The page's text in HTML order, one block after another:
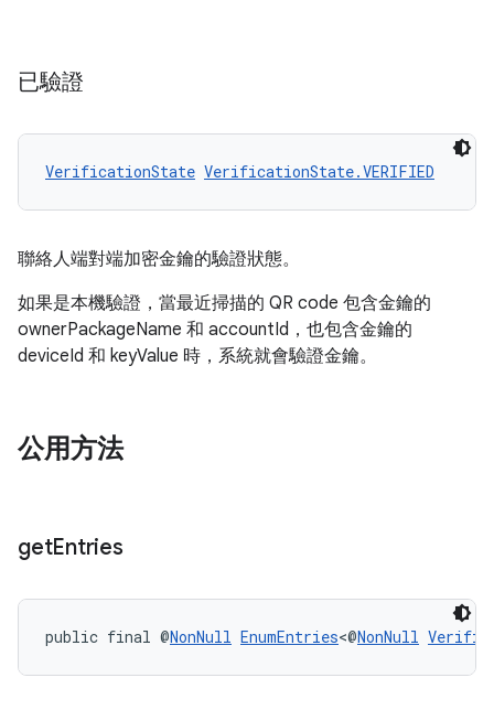
已驗證
VerificationState VerificationState.VERIFIED
聯絡人端對端加密金鑰的驗證狀態。
如果是本機驗證，當最近掃描的 QR code 包含金鑰的
ownerPackageName 和 accountId，也包含金鑰的
deviceId 和 keyValue 時，系統就會驗證金鑰。
公用方法
getEntries
public final @NonNull EnumEntries<@NonNull